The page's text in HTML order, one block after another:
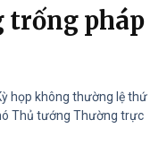
trống pháp
họp không thường lệ thứ
Thủ tướng Thường trực